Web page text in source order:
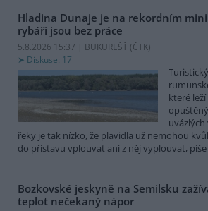
Hladina Dunaje je na rekordním
rybáři jsou bez práce
5.8.2026 15:37 | BUKUREŠŤ (ČTK)
Diskuse: 17
které
uvázlých
řeky je tak nízko, že plavidla už nemohou
do přístavu vplouvat ani z něj vyplouvat, píše
Bozkovské jeskyně na Semilsku
teplot nečekaný nápor